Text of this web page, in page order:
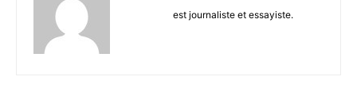
est journaliste et essayiste.